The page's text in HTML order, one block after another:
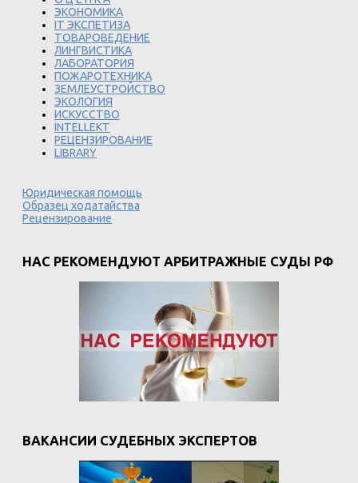
ЭКОНОМИКА
IT ЭКСПЕТИЗА
ТОВАРОВЕДЕНИЕ
ЛИНГВИСТИКА
ЛАБОРАТОРИЯ
ПОЖАРОТЕХНИКА
ЗЕМЛЕУСТРОЙСТВО
ЭКОЛОГИЯ
ИСКУССТВО
INTELLEKT
РЕЦЕНЗИРОВАНИЕ
LIBRARY
Юридическая помощь
Образец ходатайства
Рецензирование
НАС РЕКОМЕНДУЮТ АРБИТРАЖНЫЕ СУДЫ РФ
ВАКАНСИИ СУДЕБНЫХ ЭКСПЕРТОВ